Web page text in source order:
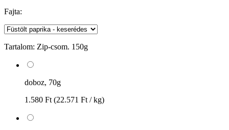
Fajta:
Tartalom: Zip-csom. 150g
doboz, 70g
1.580 Ft (22.571 Ft / kg)